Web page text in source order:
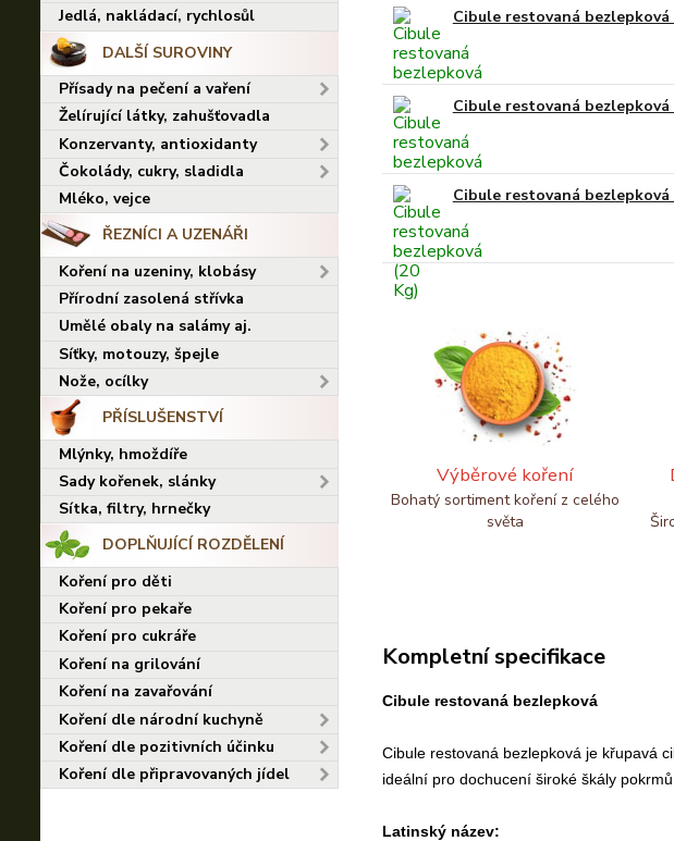
Jedlá, nakládací, rychlosůl
DALŠÍ SUROVINY
Přísady na pečení a vaření
Želírující látky, zahušťovadla
Konzervanty, antioxidanty
Čokolády, cukry, sladidla
Mléko, vejce
ŘEZNÍCI A UZENÁŘI
Koření na uzeniny, klobásy
Přírodní zasolená střívka
Umělé obaly na salámy aj.
Síťky, motouzy, špejle
Nože, ocílky
PŘÍSLUŠENSTVÍ
Mlýnky, hmoždíře
Sady kořenek, slánky
Sítka, filtry, hrnečky
DOPLŇUJÍCÍ ROZDĚLENÍ
Koření pro děti
Koření pro pekaře
Koření pro cukráře
Koření na grilování
Koření na zavařování
Koření dle národní kuchyně
Koření dle pozitivních účinku
Koření dle připravovaných jídel
Cibule restovaná bezlepková
Cibule restovaná bezlepková
Cibule restovaná bezlepková
Výběrové koření
Bohatý sortiment koření z celého
světa
Kompletní specifikace
Cibule restovaná bezlepková
Cibule restovaná bezlepková je křupavá
ideální pro dochucení široké škály
Latinský název: